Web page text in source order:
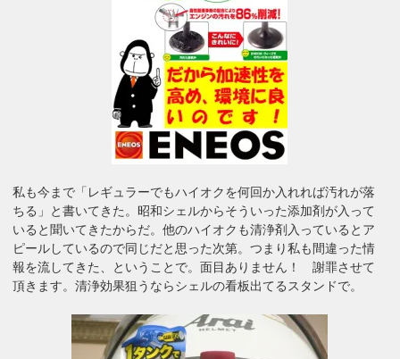
私も今まで「レギュラーでもハイオクを何回か入れれば汚れが落
ちる」と書いてきた。昭和シェルからそういった添加剤が入って
いると聞いてきたからだ。他のハイオクも清浄剤入っているとア
ピールしているので同じだと思った次第。つまり私も間違った情
報を流してきた、ということで。面目ありません！ 謝罪させて
頂きます。清浄効果狙うならシェルの看板出てるスタンドで。